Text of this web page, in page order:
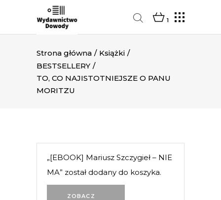
1
Strona główna / Książki /
BESTSELLERY /
TO, CO NAJISTOTNIEJSZE O PANU
MORITZU
ZOBACZ
„[EBOOK] Mariusz Szczygieł – NIE
MA” został dodany do koszyka.